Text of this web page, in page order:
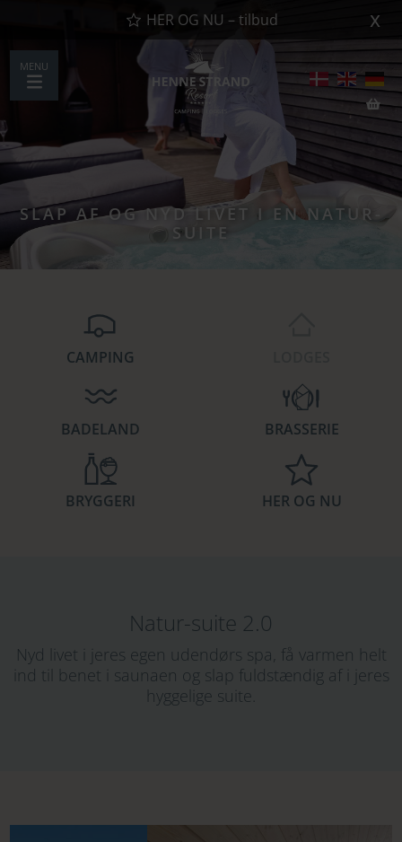
MENU
SLAP AF OG NYD LIVET I EN NATUR-
SUITE
CAMPING
BADELAND BRASSERIE
BRYGGERI HER OG NU
Natur-suite 2.0
Nyd livet i jeres egen udendørs spa, få varmen helt
ind til benet i saunaen og slap fuldstændig af i jeres
hyggelige suite.
HER OG NU – tilbud x